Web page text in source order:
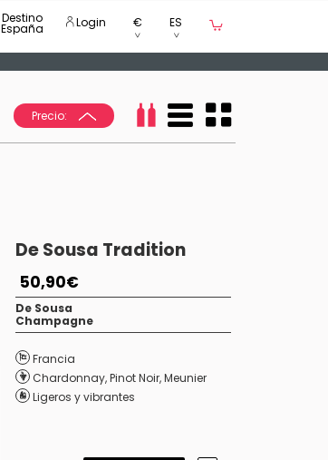
Destino
España Login € ES
Precio:
De Sousa Tradition
50,90€
De Sousa
Champagne
Francia
Chardonnay,Pinot Noir,Meunier
Ligeros y vibrantes